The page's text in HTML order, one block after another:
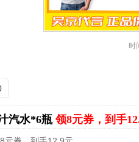
时
汽水*6瓶领8元券，到手